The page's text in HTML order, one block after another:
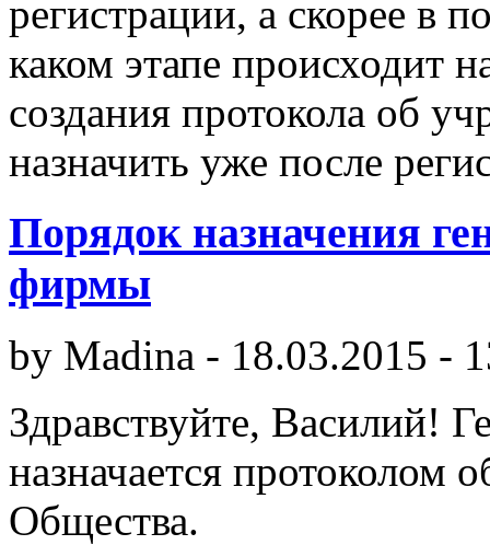
регистрации, а скорее в
каком этапе происходит
создания протокола об
назначить уже после
Порядок назначения
фирмы
by Madina - 18.03.2015 -
Здравствуйте, Василий!
назначается протоколом
Общества.